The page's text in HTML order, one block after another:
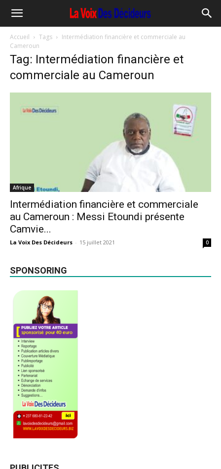
Accueil Tags
Intermédiation financière et commerciale au
Cameroun
Tag: Intermédiation financière et
commerciale au Cameroun
Afrique
Intermédiation financière et commerciale
au Cameroun : Messi Etoundi présente
Camvie...
La Voix Des Décideurs - 15 juillet 2021 0
SPONSORING